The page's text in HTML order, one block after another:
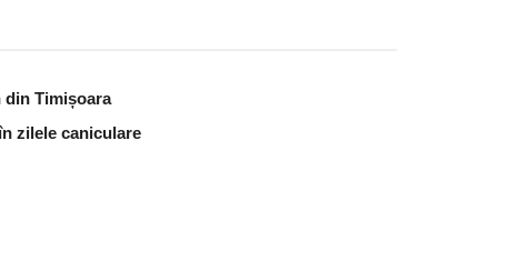
din Timișoara
zilele caniculare